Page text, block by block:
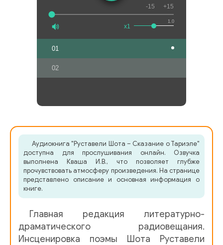
1.0
x1
-15 +15
01
02
Аудиокнига "Руставели Шота – Сказание о Тариэле"
доступна для прослушивания онлайн. Озвучка
выполнена Кваша И.В., что позволяет глубже
прочувствовать атмосферу произведения. На странице
представлено описание и основная информация о
книге.
Главная редакция литературно-
драматического радиовещания.
Инсценировка поэмы Шота Руставели